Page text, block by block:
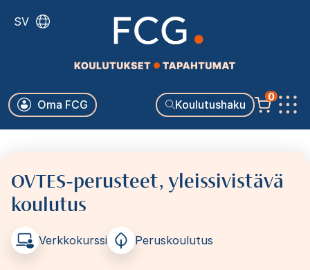
pääsisältöön
SV
Koulutushaku
Käyttäjävalikko
Oma FCG
0
OVTES-perusteet, yleissivistävä
koulutus
Verkkokurssi Peruskoulutus